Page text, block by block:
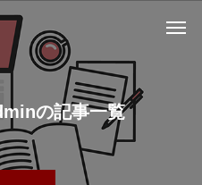
の記事一覧